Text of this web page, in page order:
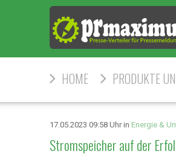
HOME PRODUKTE
17.05.2023 09:58 Uhr in Energie &
Stromspeicher auf der